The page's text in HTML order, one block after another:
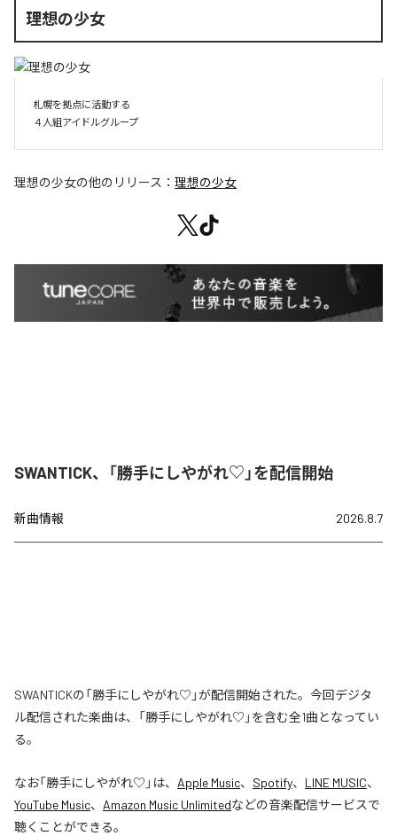
理想の少女
札幌を拠点に活動する
４人組アイドルグループ
理想の少女の他のリリース： 理想の少女
SWANTICK、「勝手にしやがれ♡」を配信開始
新曲情報 2026.8.7
SWANTICKの「勝手にしやがれ♡」が配信開始された。今回デジタ
ル配信された楽曲は、「勝手にしやがれ♡」を含む全1曲となってい
る。
なお「勝手にしやがれ♡ 」は、 Apple Music、 Spotify、 LINE MUSIC、
YouTube Music、 Amazon Music Unlimitedなどの音楽配信サービスで
聴くことができる。